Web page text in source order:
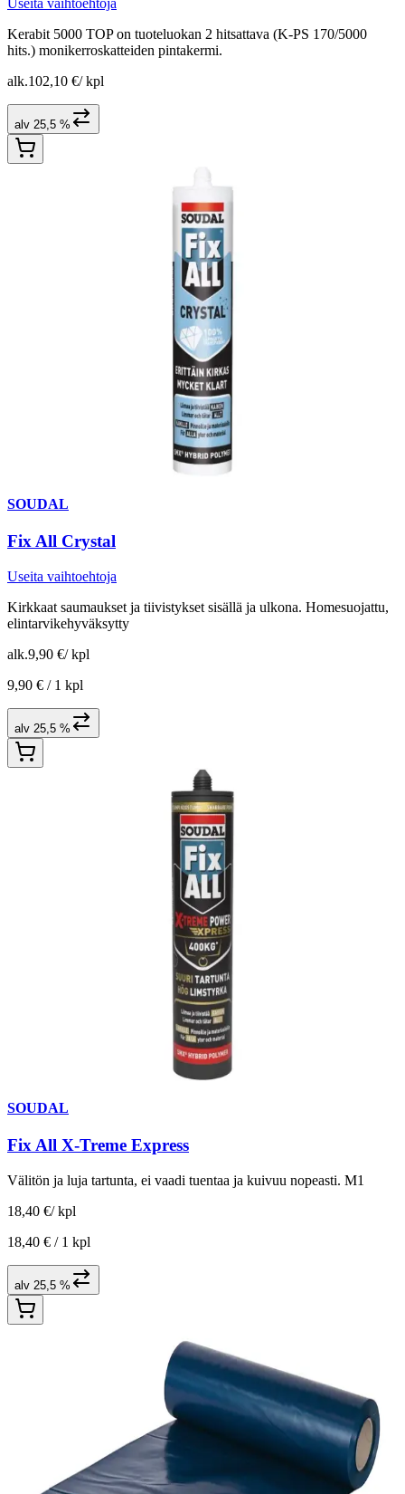
Useita vaihtoehtoja
Kerabit 5000 TOP on tuoteluokan 2 hitsattava (K-PS 170/5000
hits.) monikerroskatteiden pintakermi.
alk.102,10 €/ kpl
alv 25,5 %
SOUDAL
Fix All Crystal
Useita vaihtoehtoja
Kirkkaat saumaukset ja tiivistykset sisällä ja ulkona. Homesuojattu,
elintarvikehyväksytty
alk.9,90 €/ kpl
9,90 € / 1 kpl
alv 25,5 %
SOUDAL
Fix All X-Treme Express
Välitön ja luja tartunta, ei vaadi tuentaa ja kuivuu nopeasti. M1
18,40 €/ kpl
18,40 € / 1 kpl
alv 25,5 %